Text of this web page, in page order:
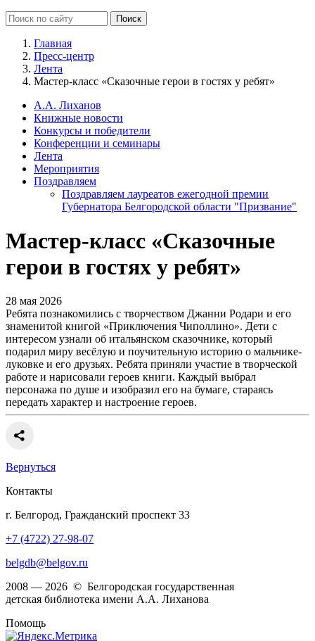
Главная
Пресс-центр
Лента
Мастер-класс «Сказочные герои в гостях у ребят»
А.А. Лиханов
Книжные новости
Конкурсы и победители
Конференции и семинары
Лента
Мероприятия
Поздравляем
Поздравляем лауреатов ежегодной премии
Губернатора Белгородской области "Призвание"
Мастер-класс «Сказочные
герои в гостях у ребят»
28 мая 2026
Ребята познакомились с творчеством Джанни Родари и его
знаменитой книгой «Приключения Чиполлино». Дети с
интересом узнали об итальянском сказочнике, который
подарил миру весёлую и поучительную историю о мальчике-
луковке и его друзьях. Ребята приняли участие в творческой
работе и нарисовали героев книги. Каждый выбрал
персонажа по душе и изобразил его на бумаге, стараясь
передать характер и настроение героев.
Вернуться
Контакты
г. Белгород, Гражданский проспект 33
+7 (4722) 27-98-07
belgdb@belgov.ru
2008 — 2026 © Белгородская государственная
детская библиотека имени А.А. Лиханова
Помощь